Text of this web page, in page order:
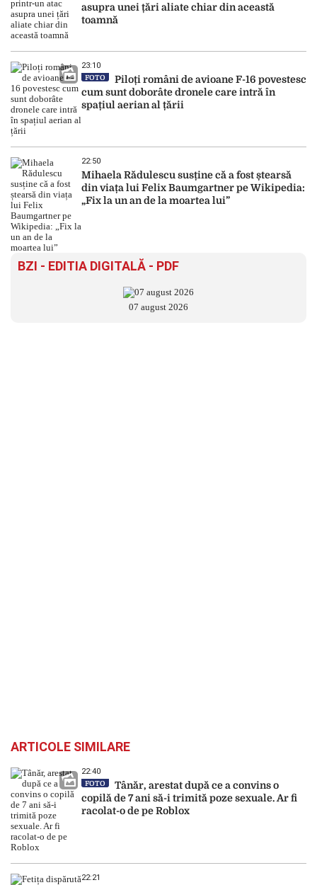
asupra unei țări aliate chiar din această
toamnă
23:10
FOTO
Piloți români de avioane F-16 povestesc
cum sunt doborâte dronele care intră în
spațiul aerian al țării
22:50
Mihaela Rădulescu susține că a fost ștearsă
din viața lui Felix Baumgartner pe Wikipedia:
„Fix la un an de la moartea lui”
BZI - EDITIA DIGITALĂ - PDF
07 august 2026
ARTICOLE SIMILARE
22:40
FOTO
Tânăr, arestat după ce a convins o
copilă de 7 ani să-i trimită poze sexuale. Ar fi
racolat-o de pe Roblox
22:21